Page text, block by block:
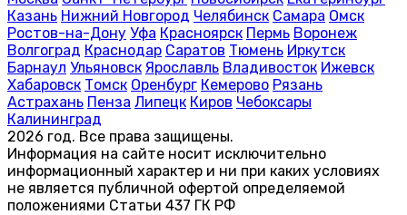
Казань Нижний Новгород Челябинск Самара Омск
Ростов-на-Дону Уфа Красноярск Пермь Воронеж
Волгоград Краснодар Саратов Тюмень Иркутск
Барнаул Ульяновск Ярославль Владивосток Ижевск
Хабаровск Томск Оренбург Кемерово Рязань
Астрахань Пенза Липецк Киров Чебоксары
Калининград
2026 год. Все права защищены.
Информация на сайте носит исключительно
информационный характер и ни при каких условиях
не является публичной офертой определяемой
положениями Статьи 437 ГК РФ